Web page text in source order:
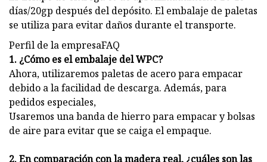
días/20gp después del depósito. El embalaje de paletas
se utiliza para evitar daños durante el transporte.
Perfil de la empresaFAQ
1. ¿Cómo es el embalaje del WPC?
Ahora, utilizaremos paletas de acero para empacar
debido a la facilidad de descarga. Además, para
pedidos especiales,
Usaremos una banda de hierro para empacar y bolsas
de aire para evitar que se caiga el empaque.
2. En comparación con la madera real, ¿cuáles son las